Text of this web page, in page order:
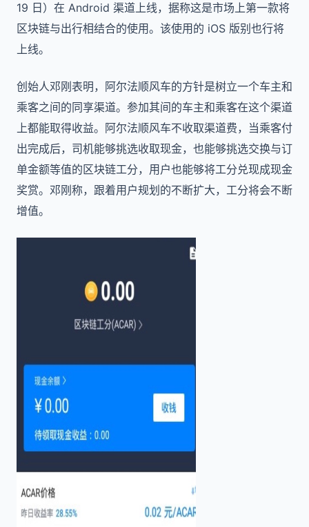
19 日）在 Android 渠道上线，据称这是市场上第一款将
区块链与出行相结合的使用。该使用的 iOS 版别也行将
上线。
创始人邓刚表明，阿尔法顺风车的方针是树立一个车主和
乘客之间的同享渠道。参加其间的车主和乘客在这个渠道
上都能取得收益。阿尔法顺风车不收取渠道费，当乘客付
出完成后，司机能够挑选收取现金，也能够挑选交换与订
单金额等值的区块链工分，用户也能够将工分兑现成现金
奖赏。邓刚称，跟着用户规划的不断扩大，工分将会不断
增值。